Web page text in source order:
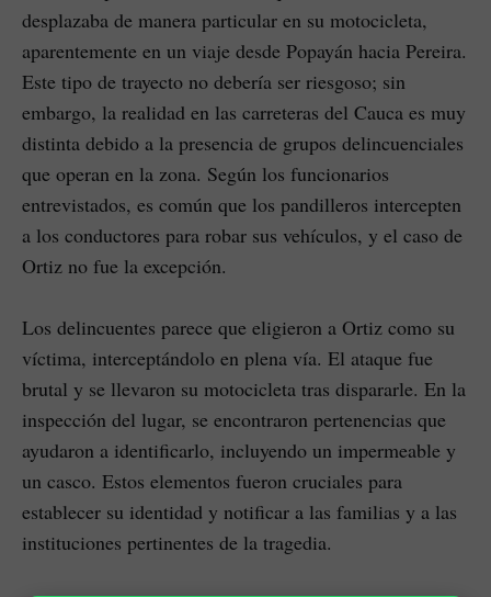
desplazaba de manera particular en su motocicleta,
aparentemente en un viaje desde Popayán hacia Pereira.
Este tipo de trayecto no debería ser riesgoso; sin
embargo, la realidad en las carreteras del Cauca es muy
distinta debido a la presencia de grupos delincuenciales
que operan en la zona. Según los funcionarios
entrevistados, es común que los pandilleros intercepten
a los conductores para robar sus vehículos, y el caso de
Ortiz no fue la excepción.
Los delincuentes parece que eligieron a Ortiz como su
víctima, interceptándolo en plena vía. El ataque fue
brutal y se llevaron su motocicleta tras dispararle. En la
inspección del lugar, se encontraron pertenencias que
ayudaron a identificarlo, incluyendo un impermeable y
un casco. Estos elementos fueron cruciales para
establecer su identidad y notificar a las familias y a las
instituciones pertinentes de la tragedia.